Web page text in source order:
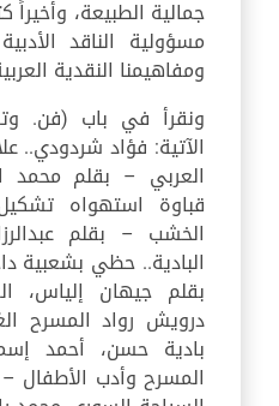
جمالية الطبيعة،
مسؤولية الناقد
ومفاهيمنا النقدية
ونقرأ في باب (فن.
الآتية: فؤاد شردودي..
العربي – بقلم محمد
قباوة استهواه
الخشب – بقلم
البادية.. حظي بشعبية
بقلم جيهان إلياس،
درويش رواد المسرح
بادية حسن، أحمد
المسرح وأدب الأطفال